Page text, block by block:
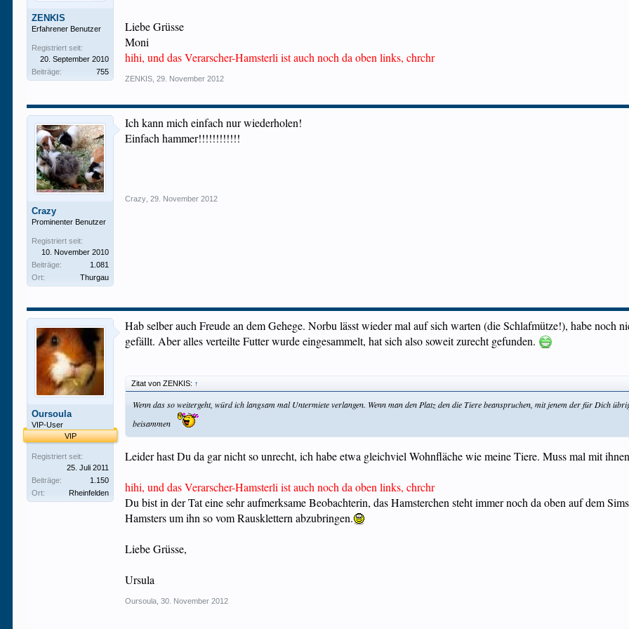
ZENKIS
Erfahrener Benutzer
Registriert seit:
20. September 2010
Beiträge:
755
Liebe Grüsse
Moni
hihi, und das Verarscher-Hamsterli ist auch noch da oben links, chrchr
ZENKIS 29. November 2012
Crazy
Prominenter Benutzer
Registriert seit:
10. November 2010
Beiträge:
1.081
Ort:
Thurgau
Ich kann mich einfach nur wiederholen!
Einfach hammer!!!!!!!!!!!!
Crazy 29. November 2012
Oursoula
VIP-User
VIP
Registriert seit:
25. Juli 2011
Beiträge:
1.150
Ort:
Rheinfelden
Hab selber auch Freude an dem Gehege. Norbu lässt wieder mal auf sich warten (die Schlafmütze!), habe noch
gefällt. Aber alles verteilte Futter wurde eingesammelt, hat sich also soweit zurecht gefunden.
Zitat von ZENKIS: ↑
Wenn das so weitergeht, würd ich langsam mal Untermiete verlangen. Wenn man den Platz den die Tiere beanspruchen, mit jenem der für Dich
beisammen
Leider hast Du da gar nicht so unrecht, ich habe etwa gleichviel Wohnfläche wie meine Tiere. Muss mal mit
hihi, und das Verarscher-Hamsterli ist auch noch da oben links, chrchr
Du bist in der Tat eine sehr aufmerksame Beobachterin, das Hamsterchen steht immer noch da oben auf dem
Hamsters um ihn so vom Rausklettern abzubringen.
Liebe Grüsse,
Ursula
Oursoula 30. November 2012